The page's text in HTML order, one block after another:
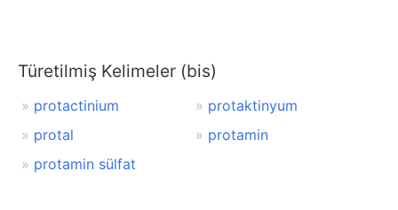
Türetilmiş Kelimeler (bis)
protactinium
protaktinyum
protal
protamin
protamin sülfat